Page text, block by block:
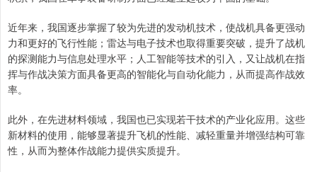
近年来，我国逐步掌握了较为先进的发动机技术，使战机具备更强动
力和更好的飞行性能；雷达与电子技术也取得重要突破，提升了战机
的探测能力与信息处理水平；人工智能等技术的引入，又让战机在指
挥与作战决策方面具备更高的智能化与自动化能力，从而提高作战效
率。
此外，在先进材料领域，我国也已实现若干技术的产业化应用。这些
新材料的使用，能够显著提升飞机的性能、减轻重量并增强结构可靠
性，从而为整体作战能力提供实质提升。